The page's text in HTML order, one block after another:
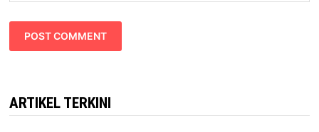
ARTIKEL TERKINI